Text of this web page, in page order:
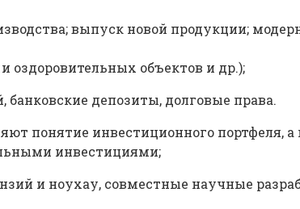
выпуск новой продукции;
оздоровительных объектов и др.);
депозиты, долговые права.
понятие инвестиционного портфеля, а
инвестициями;
и ноухау, совместные научные